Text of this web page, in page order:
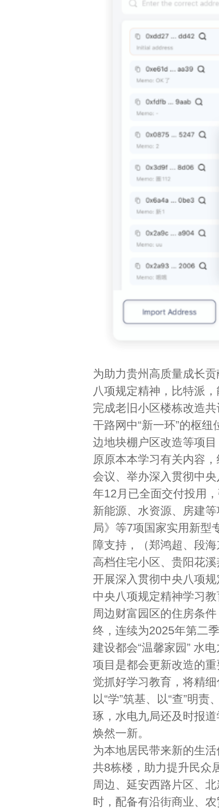
为助力贵州高质量成长
八项规定精神，比特派
完成老旧小区楼栋改造
干路网中“新一环”的枢
边地块棚户区改造等项
原原本本学习有关内容
会议、举办深入贯彻中
年12月已全面交付投用
新能源、水资源、房建
局》等7项国家实用新型
障支持，（郑鸿超、段
高档住宅小区、贵阳花
开展深入贯彻中央八项
中央八项规定精神学习
周边财富园区的住房条
终，连续为2025年第二
建设都会“温馨家园” 水
项目是都会更新改造的
觉抓好学习教育，将精
以“学”筑基、以“查”明
琢，水电九局还及时报
焕然一新。
为本地居民带来新的生
共8栋楼，助力提升民众
周边、延安西路片区、
时，配备有沿街商业、